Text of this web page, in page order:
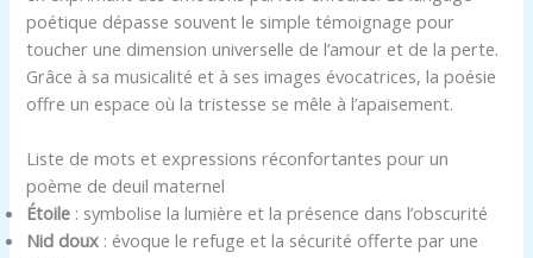
poétique dépasse souvent le simple témoignage pour
toucher une dimension universelle de l’amour et de la perte.
Grâce à sa musicalité et à ses images évocatrices, la poésie
offre un espace où la tristesse se mêle à l’apaisement.
Liste de mots et expressions réconfortantes pour un
poème de deuil maternel
Étoile : symbolise la lumière et la présence dans l’obscurité
Nid doux : évoque le refuge et la sécurité offerte par une